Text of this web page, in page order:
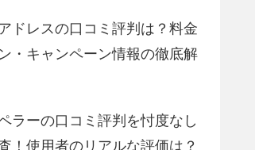
ドレスの口コミ評判は？料金
・キャンペーン情報の徹底解
ラーの口コミ評判を忖度なし
！使用者のリアルな評価は？